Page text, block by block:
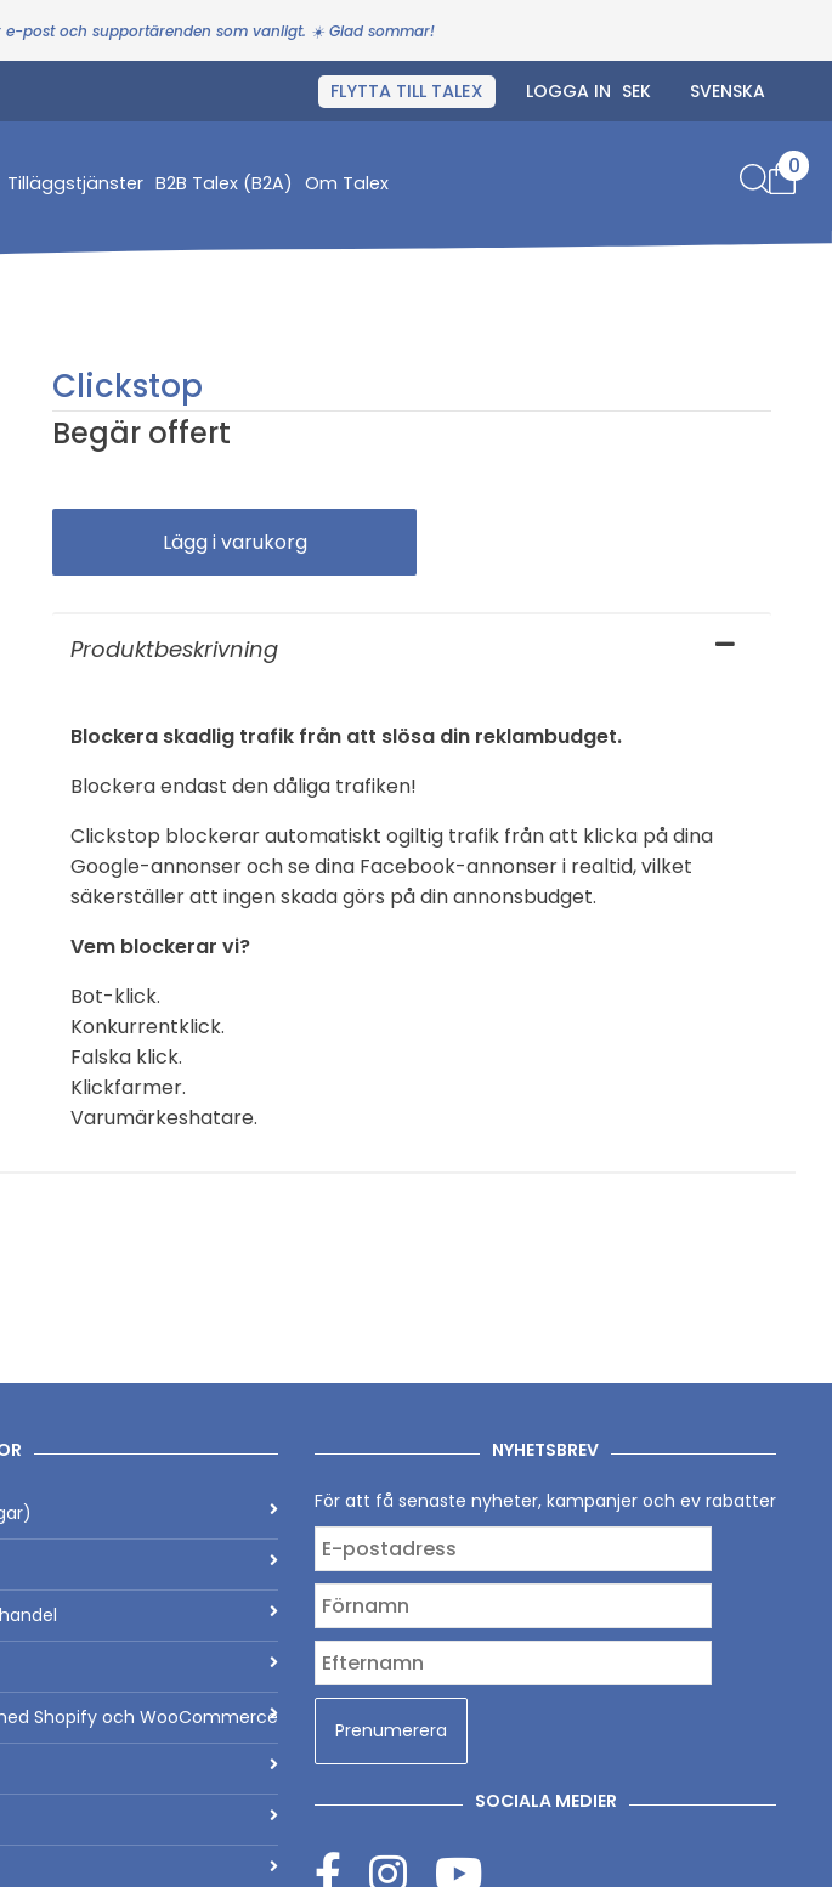
post och supportärenden som vanligt. ☀️ Glad sommar!
FLYTTA TILL TALEX LOGGA IN
Tilläggstjänster B2B Talex (B2A) Om Talex
0
Clickstop
Begär offert
Produktbeskrivning
Blockera skadlig trafik från att slösa din reklambudget.
Blockera endast den dåliga trafiken!
Clickstop blockerar automatiskt ogiltig trafik från att klicka på dina
Google-annonser och se dina Facebook-annonser i realtid, vilket
säkerställer att ingen skada görs på din annonsbudget.
Vem blockerar vi?
Bot-klick.
Konkurrentklick.
Falska klick.
Klickfarmer.
Varumärkeshatare.
Shopify och WooCommerce
NYHETSBREV
För att få senaste nyheter, kampanjer och ev rabatter
SOCIALA MEDIER